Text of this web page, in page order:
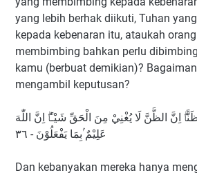
yang lebih berhak diikuti, Tuhan
kepada kebenaran itu, ataukah
membimbing bahkan perlu
kamu (berbuat demikian)?
mengambil keputusan?
ظَنًّاۗ اِنَّ الظَّنَّ لَا يُغْنِيْ مِنَ الْحَقِّ شَيْـًٔاۗ اِنَّ اللّٰهَ
عَلِيْمٌ ۢبِمَا يَفْعَلُوْنَ - ٣٦
Dan kebanyakan mereka hanya